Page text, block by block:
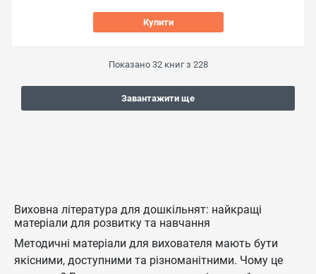
Купити
Показано 32книг з 228
Завантажити ще
Виховна література для дошкільнят: найкращі
матеріали для розвитку та навчання
Методичні матеріали для вихователя мають бути
якісними, доступними та різноманітними. Чому це